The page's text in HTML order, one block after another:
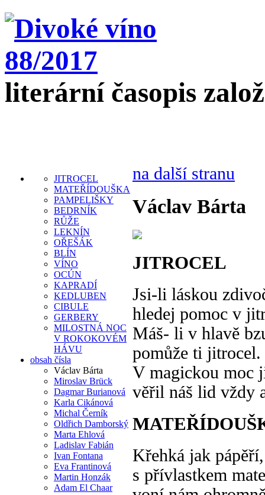
literární časopis
JITROCEL
MATEŘÍDOUŠKA
PAMPELIŠKY
BEDRNÍK
RŮŽE
LEKNÍN
OŘEŠÁK
BLÍN
VÍNO
OCÚN
KAPRADÍ
KEDLUBEN
CIBULE
GERBERY
MILOSTNÁ NOC
V ROKOKOVÉM
HÁVU
obsah čísla
Václav Bárta
Miroslav Brück
Dagmar Burianová
Karla Cikánová
Michal Černík
Oldřich Damborský
Marta Ehlová
Ladislav Fabián
Ivan Fontana
Eva Frantinová
Martin Honzák
Adam El Chaar
na další stranu
Václav Bárta
JITROCEL
Jsi-li láskou
hledej pomoc v
Máš- li v hlavě
pomůže ti jitrocel.
V magickou moc
věřil náš lid vždy
Křehká jak pápěří,
s přívlastkem